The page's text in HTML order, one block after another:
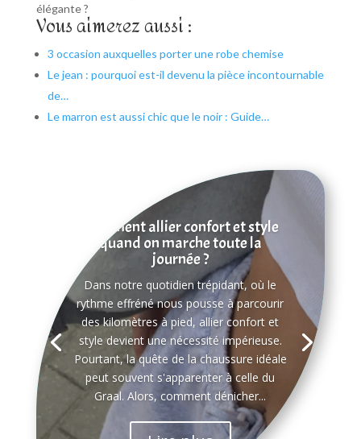
élégante ?
Vous aimerez aussi :
3 occasion auxquelles porter une robe chemise
Le jean : pourquoi est-il devenu la pièce incontournable
de…
Le marron est aussi chic que le noir : Guide…
Comment allier confort et style
quand on marche toute la
journée ?
Dans notre quotidien trépidant, où le
rythme effréné nous pousse à parcourir
des kilomètres à pied, allier confort et
style devient une nécessité impérieuse.
Pourtant, la quête de la chaussure idéale
peut souvent s'apparenter à celle du
Graal. Alors, comment dénicher...